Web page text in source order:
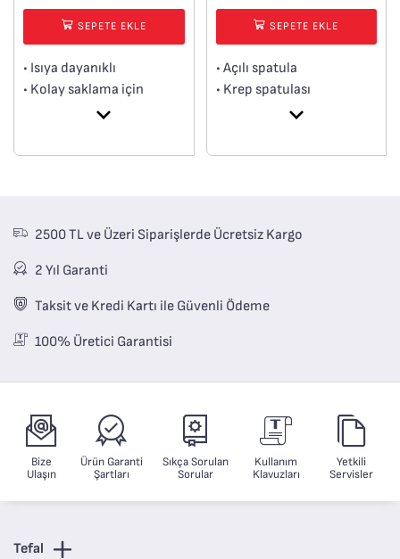
SEPETE EKLE
• Isıya dayanıklı
• Kolay saklama için
ergonomik boyutlar
• Bulaşık makinasında
SEPETE EKLE
• Açılı spatula
• Krep spatulası
• Kepçe
2500 TL ve Üzeri Siparişlerde Ücretsiz Kargo
2 Yıl Garanti
Taksit ve Kredi Kartı ile Güvenli Ödeme
100% Üretici Garantisi
Bize
Ulaşın
Ürün Garanti
Şartları
Sıkça Sorulan
Sorular
Kullanım
Klavuzları
Yetkili
Servisler
Tefal